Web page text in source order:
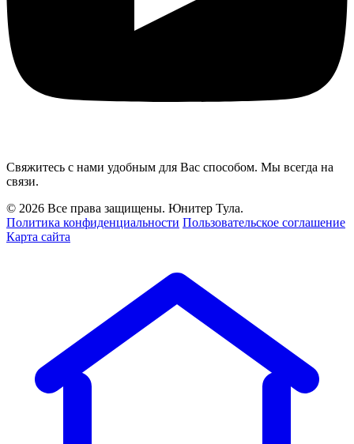
Свяжитесь с нами удобным для Вас способом. Мы всегда на
связи.
© 2026 Все права защищены. Юнитер Тула.
Политика конфиденциальности Пользовательское соглашение
Карта сайта